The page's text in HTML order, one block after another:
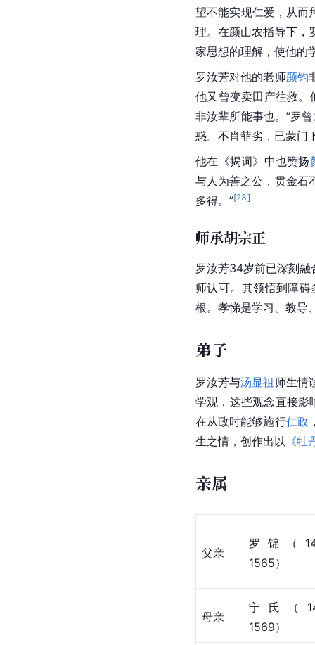
望不能实现仁爱，从而
理。在颜山农指导下，
家思想的理解，使他的
罗汝芳对他的老师颜钧
他又曾变卖田产往救。
非汝辈所能事也。”罗
惑。不肖菲劣，已蒙门
他在《揭词》中也赞扬
与人为善之公，贯金石
多得。”[23]
师承胡宗正
罗汝芳34岁前已深刻融
师认可。其领悟到障
根。孝悌是学习、教导
弟子
罗汝芳与汤显祖 师生情
学观，这些观念直接影
在从政时能够施行仁政
生之情，创作出以 《牡
亲属
父亲
罗锦（
1565）
母亲
宁氏（
1569）